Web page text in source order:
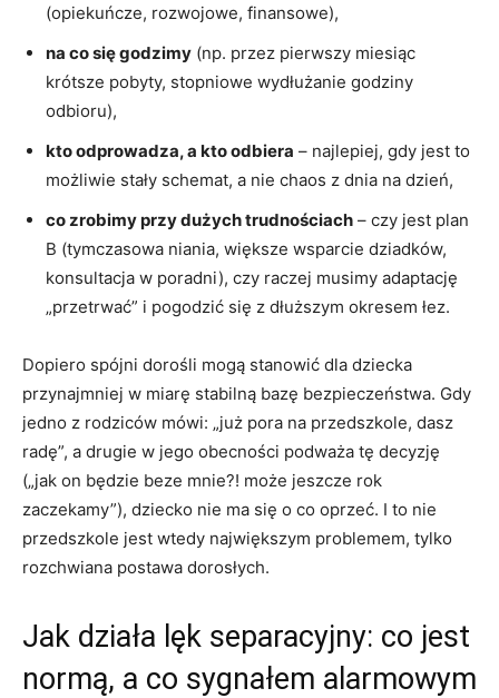
(opiekuńcze, rozwojowe, finansowe),
na co się godzimy (np. przez pierwszy miesiąc
krótsze pobyty, stopniowe wydłużanie godziny
odbioru),
kto odprowadza, a kto odbiera – najlepiej, gdy jest to
możliwie stały schemat, a nie chaos z dnia na dzień,
co zrobimy przy dużych trudnościach – czy jest plan
B (tymczasowa niania, większe wsparcie dziadków,
konsultacja w poradni), czy raczej musimy adaptację
„przetrwać” i pogodzić się z dłuższym okresem łez.
Dopiero spójni dorośli mogą stanowić dla dziecka
przynajmniej w miarę stabilną bazę bezpieczeństwa. Gdy
jedno z rodziców mówi: „już pora na przedszkole, dasz
radę”, a drugie w jego obecności podważa tę decyzję
(„jak on będzie beze mnie?! może jeszcze rok
zaczekamy”), dziecko nie ma się o co oprzeć. I to nie
przedszkole jest wtedy największym problemem, tylko
rozchwiana postawa dorosłych.
Jak działa lęk separacyjny: co jest
normą, a co sygnałem alarmowym